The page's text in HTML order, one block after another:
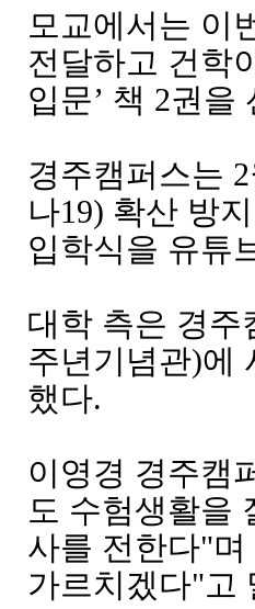
모교에서는 이
전달하고 건학
입문’ 책 2권을
경주캠퍼스는 2
나19) 확산 방
입학식을 유튜
대학 측은 경
주년기념관)에
했다.
이영경 경주캠
도 수험생활을
사를 전한다"며
가르치겠다"고